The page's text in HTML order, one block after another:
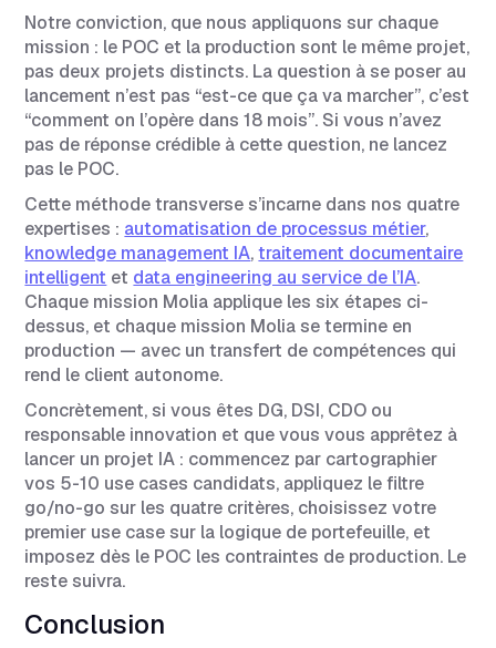
Notre conviction, que nous appliquons sur chaque
mission : le POC et la production sont le même projet,
pas deux projets distincts. La question à se poser au
lancement n’est pas “est-ce que ça va marcher”, c’est
“comment on l’opère dans 18 mois”. Si vous n’avez
pas de réponse crédible à cette question, ne lancez
pas le POC.
Cette méthode transverse s’incarne dans nos quatre
expertises : automatisation de processus métier,
knowledge management IA,traitement documentaire
intelligent et data engineering au service de l’IA.
Chaque mission Molia applique les six étapes ci-
dessus, et chaque mission Molia se termine en
production — avec un transfert de compétences qui
rend le client autonome.
Concrètement, si vous êtes DG, DSI, CDO ou
responsable innovation et que vous vous apprêtez à
lancer un projet IA : commencez par cartographier
vos 5-10 use cases candidats, appliquez le filtre
go/no-go sur les quatre critères, choisissez votre
premier use case sur la logique de portefeuille, et
imposez dès le POC les contraintes de production. Le
reste suivra.
Conclusion